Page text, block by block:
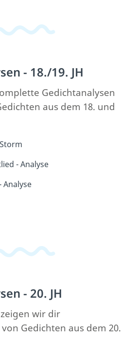
- 18./19. JH
Gedichtanalysen
aus dem 18. und
- Analyse
Analyse
- 20. JH
wir dir
Gedichten aus dem 20.